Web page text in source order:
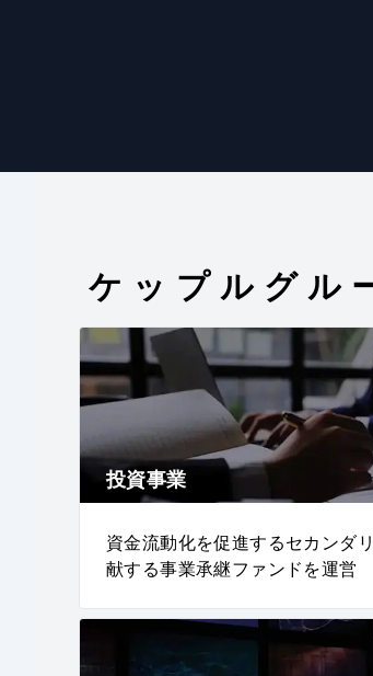
ケップルグル
投資事業
資金流動化を促進するセカンダ
献する事業承継ファンドを運営